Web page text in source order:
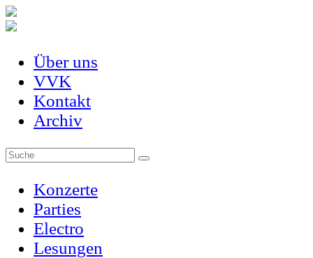
Über uns
VVK
Kontakt
Archiv
Konzerte
Parties
Electro
Lesungen